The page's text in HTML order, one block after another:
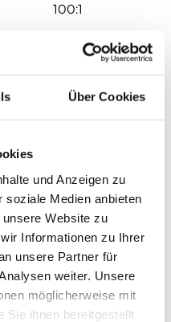
Über Cookies
und Anzeigen zu
soziale Medien anbieten
Website zu
Informationen zu Ihrer
unsere Partner für
weiter. Unsere
möglicherweise mit
Sie ihnen bereitgestellt
100:1
20 mm
DN15
1600 kPa
G 1/2"
-5…150 °C
3-Wege